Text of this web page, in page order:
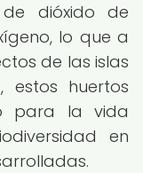
dióxido de
lo que a
de las islas
estos huertos
para la vida
en